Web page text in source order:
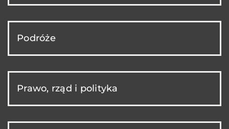
Podróże
Prawo, rząd i polityka